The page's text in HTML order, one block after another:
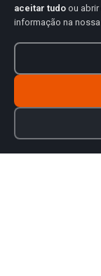
aceitar tudo ou abrir
informação na nossa